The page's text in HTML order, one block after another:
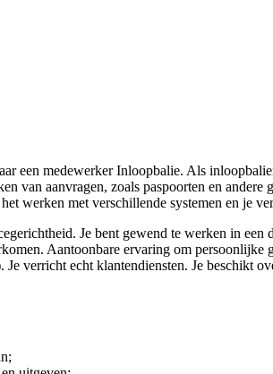
een medewerker Inloopbalie. Als
van aanvragen, zoals paspoorten en
werken met verschillende systemen en je
Je bent gewend te werken in
Aantoonbare ervaring om
verricht echt klantendiensten. Je beschikt